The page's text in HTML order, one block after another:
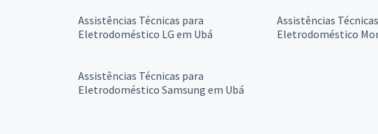
Assistências Técnicas para
Eletrodoméstico LG em Ubá
Assistências
Eletrodoméstico
Assistências Técnicas para
Eletrodoméstico Samsung em Ubá